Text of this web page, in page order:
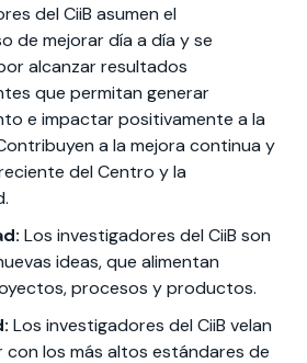
del CiiB asumen el
de mejorar día a día y se
alcanzar resultados
que permitan generar
e impactar positivamente a la
a la mejora continua y
del Centro y la
Los investigadores del CiiB son
ideas, que alimentan
procesos y productos.
Los investigadores del CiiB velan
con los más altos estándares de